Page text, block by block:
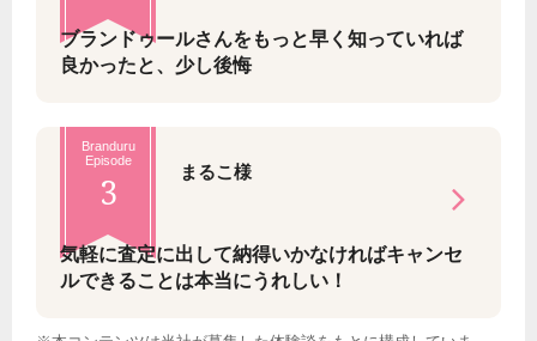
ブランドゥールさんをもっと早く知っていれば
良かったと、少し後悔
Branduru
Episode
3 まるこ様
気軽に査定に出して納得いかなければキャンセ
ルできることは本当にうれしい！